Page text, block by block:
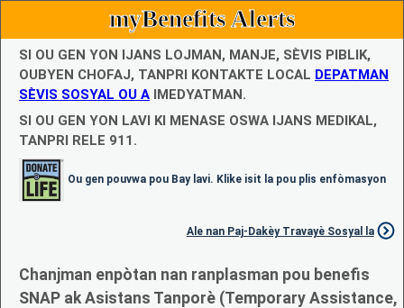
myBenefits Alerts
SI OU GEN YON IJANS LOJMAN, MANJE, SÈVIS PIBLIK,
OUBYEN CHOFAJ, TANPRI KONTAKTE LOCAL DEPATMAN
SÈVIS SOSYAL OU A IMEDYATMAN.
SI OU GEN YON LAVI KI MENASE OSWA IJANS MEDIKAL,
TANPRI RELE 911.
Ou gen pouvwa pou Bay lavi. Klike isit la pou plis enfòmasyon
Ale nan Paj-Dakèy Travayè Sosyal la
Chanjman enpòtan nan ranplasman pou benefis
SNAP ak Asistans Tanporè (Temporary Assistance,